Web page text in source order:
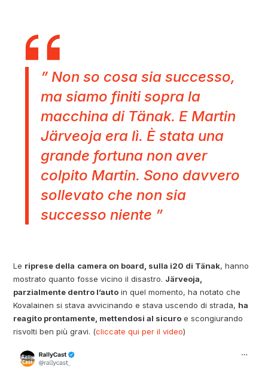
” Non so cosa sia successo,
ma siamo finiti sopra la
macchina di Tänak. E Martin
Järveoja era lì. È stata una
grande fortuna non aver
colpito Martin. Sono davvero
sollevato che non sia
successo niente ”
Le riprese della camera on board, sulla i20 di Tänak, hanno
mostrato quanto fosse vicino il disastro. Järveoja,
parzialmente dentro l’auto in quel momento, ha notato che
Kovalainen si stava avvicinando e stava uscendo di strada, ha
reagito prontamente, mettendosi al sicuro e scongiurando
risvolti ben più gravi. (cliccate qui per il video)